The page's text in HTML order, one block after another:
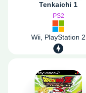
Tenkaichi 1
PS2
Wii, PlayStation 2